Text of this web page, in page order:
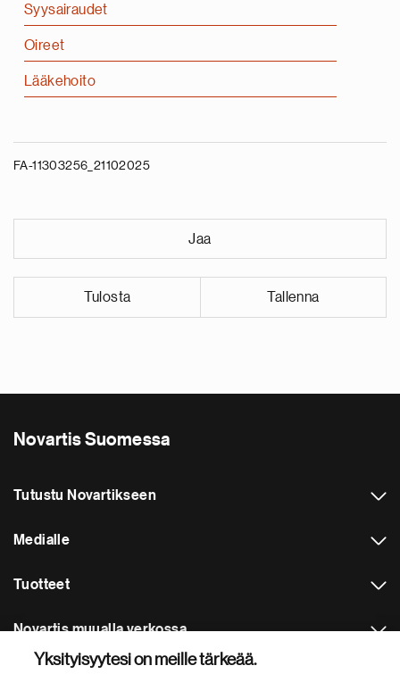
Syysairaudet
Oireet
Lääkehoito
FA-11303256_21102025
Jaa
Tulosta Tallenna
Novartis Suomessa
Tutustu Novartikseen
Medialle
Tuotteet
Novartis muualla verkossa
Yksityisyytesi on meille tärkeää.